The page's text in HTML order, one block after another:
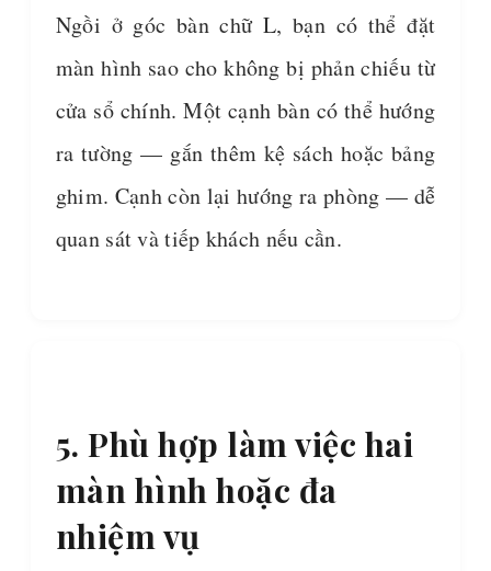
Ngồi ở góc bàn chữ L, bạn có thể đặt
màn hình sao cho không bị phản chiếu từ
cửa sổ chính. Một cạnh bàn có thể hướng
ra tường — gắn thêm kệ sách hoặc bảng
ghim. Cạnh còn lại hướng ra phòng — dễ
quan sát và tiếp khách nếu cần.
5. Phù hợp làm việc hai
màn hình hoặc đa
nhiệm vụ